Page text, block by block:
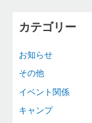
カテゴリー
お知らせ
その他
イベント関係
キャンプ